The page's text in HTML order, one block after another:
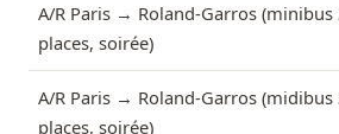
A/R Paris → Roland-Garros (minibus
places, soirée)
A/R Paris → Roland-Garros (midibus
places, soirée)